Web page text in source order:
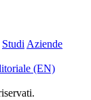
Studi Aziende
(EN)